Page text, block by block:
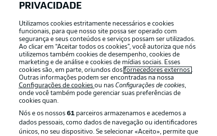
Oferecido por
PRIVACIDADE
Utilizamos cookies estritamente necessários e cookies
funcionais, para que nosso site possa ser operado com
segurança e seus conteúdos e serviços possam ser utilizados.
Ao clicar em “Aceitar todos os cookies”, você autoriza que nós
utilizemos também cookies de desempenho, cookies de
marketing e de análise e cookies de mídias sociais. Esses
cookies são, em parte, oriundos dos fornecedores externos .
Outras informações podem ser encontradas na nossa
Configurações de cookies ou nas Configurações de cookies,
onde você também pode gerenciar suas preferências de
cookies quan.
Nós e os nossos 61parceiros armazenamos e acedemos a
dados pessoais, como dados de navegação ou identificadores
únicos, no seu dispositivo. Se selecionar «Aceito», permite que